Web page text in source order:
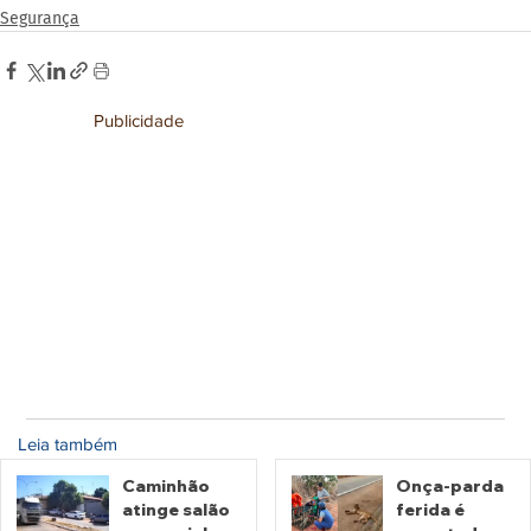
Segurança
Publicidade
Leia também
Caminhão
atinge salão
Onça-parda
ferida é